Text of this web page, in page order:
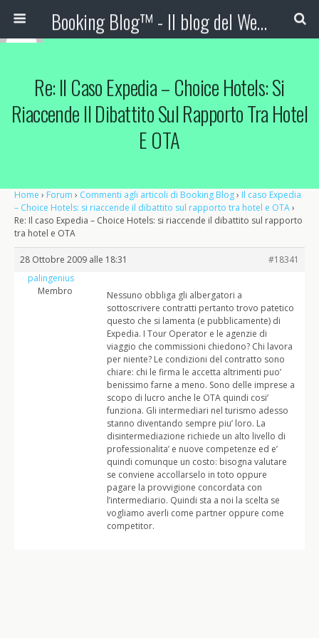
Booking Blog™ - Il blog del Web Marketing Turistico
Re: Il Caso Expedia – Choice Hotels: Si
Riaccende Il Dibattito Sul Rapporto Tra Hotel
E OTA
Home › Forum › Commenti agli articoli di Booking Blog› Il caso Expedia
– Choice Hotels: si riaccende il dibattito sul rapporto tra hotel e OTA›
Re: Il caso Expedia – Choice Hotels: si riaccende il dibattito sul rapporto
tra hotel e OTA
28 Ottobre 2009 alle 18:31
#18341
palingenius
Membro
Nessuno obbliga gli albergatori a
sottoscrivere contratti pertanto trovo patetico
questo che si lamenta (e pubblicamente) di
Expedia. I Tour Operator e le agenzie di
viaggio che commissioni chiedono? Chi lavora
per niente? Le condizioni del contratto sono
chiare: chi le firma le accetta altrimenti puo’
benissimo farne a meno. Sono delle imprese a
scopo di lucro anche le OTA quindi cosi’
funziona. Gli intermediari nel turismo adesso
stanno diventando sempre piu’ loro. La
disintermediazione richiede un alto livello di
professionalita’ e nuove competenze ed e’
quindi comunque un costo: bisogna valutare
se conviene accollarselo in toto oppure
pagare la provvigione concordata con
l’intermediario. Quindi sta a noi la scelta se
vogliamo averli come partner oppure come
competitor.